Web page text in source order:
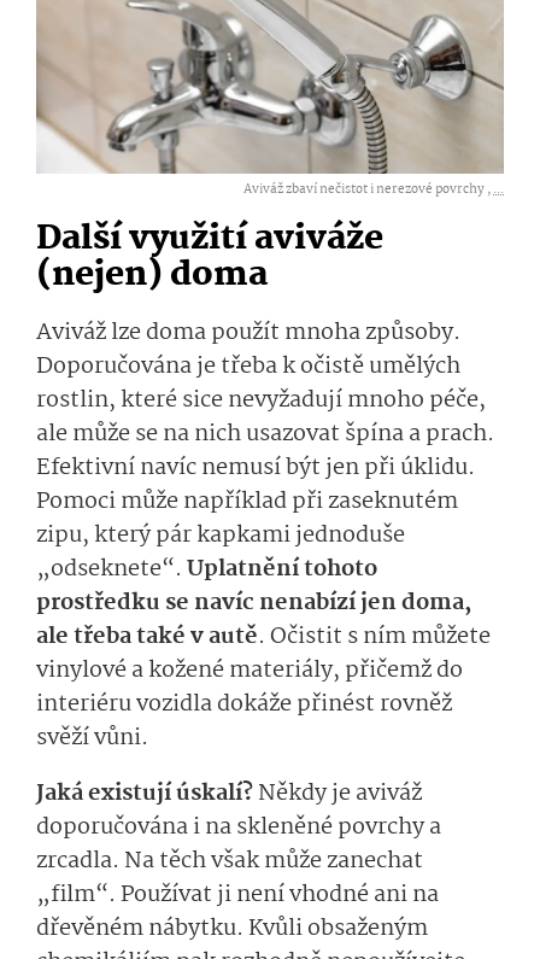
Aviváž zbaví nečistot i nerezové povrchy ,...
Další využití aviváže
(nejen) doma
Aviváž lze doma použít mnoha způsoby.
Doporučována je třeba k očistě umělých
rostlin, které sice nevyžadují mnoho péče,
ale může se na nich usazovat špína a prach.
Efektivní navíc nemusí být jen při úklidu.
Pomoci může například při zaseknutém
zipu, který pár kapkami jednoduše
„odseknete“. Uplatnění tohoto
prostředku se navíc nenabízí jen doma,
ale třeba také v autě. Očistit s ním můžete
vinylové a kožené materiály, přičemž do
interiéru vozidla dokáže přinést rovněž
svěží vůni.
Jaká existují úskalí?Někdy je aviváž
doporučována i na skleněné povrchy a
zrcadla. Na těch však může zanechat
„film“. Používat ji není vhodné ani na
dřevěném nábytku. Kvůli obsaženým